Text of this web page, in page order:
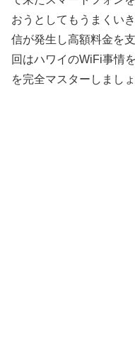
おうとしてもうまくい
信が発生し高額料金を
回はハワイのWiFi事情
を完全マスターしましょ